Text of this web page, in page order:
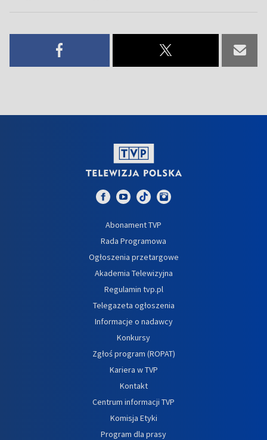
Abonament TVP
Rada Programowa
Ogłoszenia przetargowe
Akademia Telewizyjna
Regulamin tvp.pl
Telegazeta ogłoszenia
Informacje o nadawcy
Konkursy
Zgłoś program (ROPAT)
Kariera w TVP
Kontakt
Centrum informacji TVP
Komisja Etyki
Program dla prasy